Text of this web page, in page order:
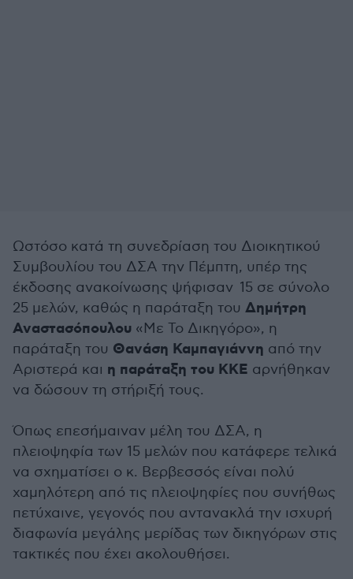
Ωστόσο κατά τη συνεδρίαση του Διοικητικού
Συμβουλίου του ΔΣΑ την Πέμπτη, υπέρ της
έκδοσης ανακοίνωσης ψήφισαν 15 σε σύνολο
25 μελών, καθώς η παράταξη του Δημήτρη
Αναστασόπουλου «Με Το Δικηγόρο», η
παράταξη του Θανάση Καμπαγιάννη από την
Αριστερά και η παράταξη του ΚΚΕ αρνήθηκαν
να δώσουν τη στήριξή τους.
Όπως επεσήμαιναν μέλη του ΔΣΑ, η
πλειοψηφία των 15 μελών που κατάφερε τελικά
να σχηματίσει ο κ. Βερβεσσός είναι πολύ
χαμηλότερη από τις πλειοψηφίες που συνήθως
πετύχαινε, γεγονός που αντανακλά την ισχυρή
διαφωνία μεγάλης μερίδας των δικηγόρων στις
τακτικές που έχει ακολουθήσει.